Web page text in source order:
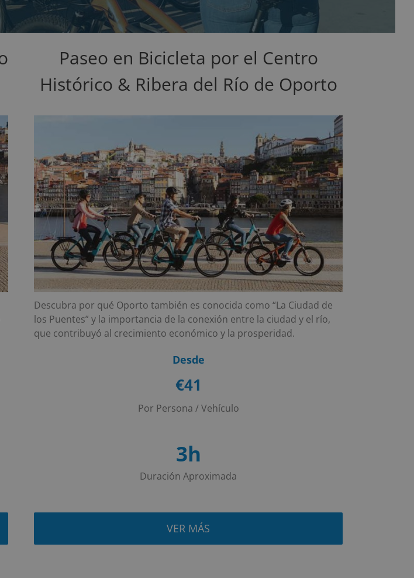
Paseo en Bicicleta por el Centro
Histórico & Ribera del Río de Oporto
Descubra por qué Oporto también es conocida como “La Ciudad de
los Puentes” y la importancia de la conexión entre la ciudad y el río,
que contribuyó al crecimiento económico y la prosperidad.
Desde
€41
Por Persona / Vehículo
3h
Duración Aproximada
VER MÁS